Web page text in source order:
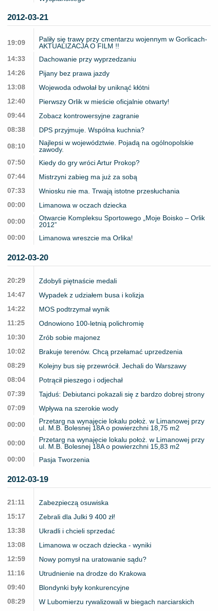
2012-03-21
19:09
Paliły się trawy przy cmentarzu wojennym w Gorlicach-
AKTUALIZACJA O FILM !!
14:33
Dachowanie przy wyprzedzaniu
14:26
Pijany bez prawa jazdy
13:08
Wojewoda odwołał by uniknąć kłótni
12:40
Pierwszy Orlik w mieście oficjalnie otwarty!
09:44
Zobacz kontrowersyjne zagranie
08:38
DPS przyjmuje. Wspólna kuchnia?
08:10
Najlepsi w województwie. Pojadą na ogólnopolskie
zawody.
07:50
Kiedy do gry wróci Artur Prokop?
07:44
Mistrzyni zabieg ma już za sobą
07:33
Wniosku nie ma. Trwają istotne przesłuchania
00:00
Limanowa w oczach dziecka
00:00
Otwarcie Kompleksu Sportowego „Moje Boisko – Orlik
2012”
00:00
Limanowa wreszcie ma Orlika!
2012-03-20
20:29
Zdobyli piętnaście medali
14:47
Wypadek z udziałem busa i kolizja
14:22
MOS podtrzymał wynik
11:25
Odnowiono 100-letnią polichromię
10:30
Zrób sobie majonez
10:02
Brakuje terenów. Chcą przełamać uprzedzenia
08:29
Kolejny bus się przewrócił. Jechali do Warszawy
08:04
Potrącił pieszego i odjechał
07:39
Tajduś: Debiutanci pokazali się z bardzo dobrej strony
07:09
Wpływa na szerokie wody
00:00
Przetarg na wynajęcie lokalu położ. w Limanowej przy
ul. M.B. Bolesnej 18A o powierzchni 18,75 m2
00:00
Przetarg na wynajęcie lokalu położ. w Limanowej przy
ul. M.B. Bolesnej 18A o powierzchni 15,83 m2
00:00
Pasja Tworzenia
2012-03-19
21:11
Zabezpieczą osuwiska
15:17
Zebrali dla Julki 9 400 zł!
13:38
Ukradli i chcieli sprzedać
13:08
Limanowa w oczach dziecka - wyniki
12:59
Nowy pomysł na uratowanie sądu?
11:16
Utrudnienie na drodze do Krakowa
09:40
Blondynki były konkurencyjne
08:29
W Lubomierzu rywalizowali w biegach narciarskich